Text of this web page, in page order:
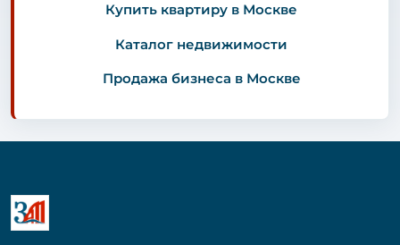
Купить квартиру в Москве
Каталог недвижимости
Продажа бизнеса в Москве